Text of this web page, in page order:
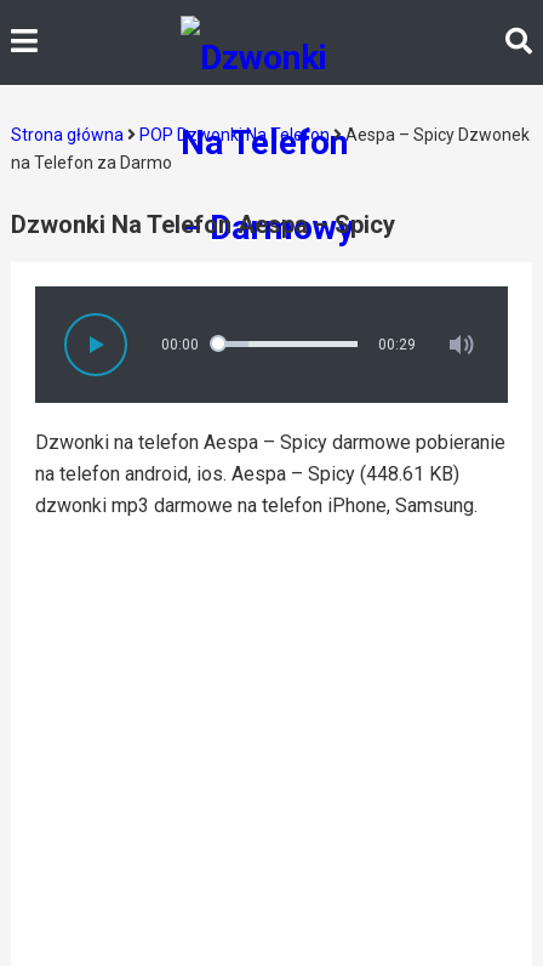
Strona główna POP Dzwonki Na Telefon
Aespa – Spicy Dzwonek
na Telefon za Darmo
Dzwonki Na Telefon Aespa – Spicy
00:00 00:29
Dzwonki na telefon Aespa – Spicy darmowe pobieranie
na telefon android, ios. Aespa – Spicy (448.61 KB)
dzwonki mp3 darmowe na telefon iPhone, Samsung.